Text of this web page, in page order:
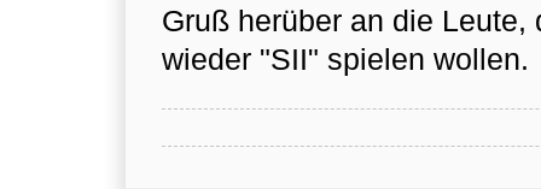
Gruß herüber an die Leute,
wieder "SII" spielen wollen.